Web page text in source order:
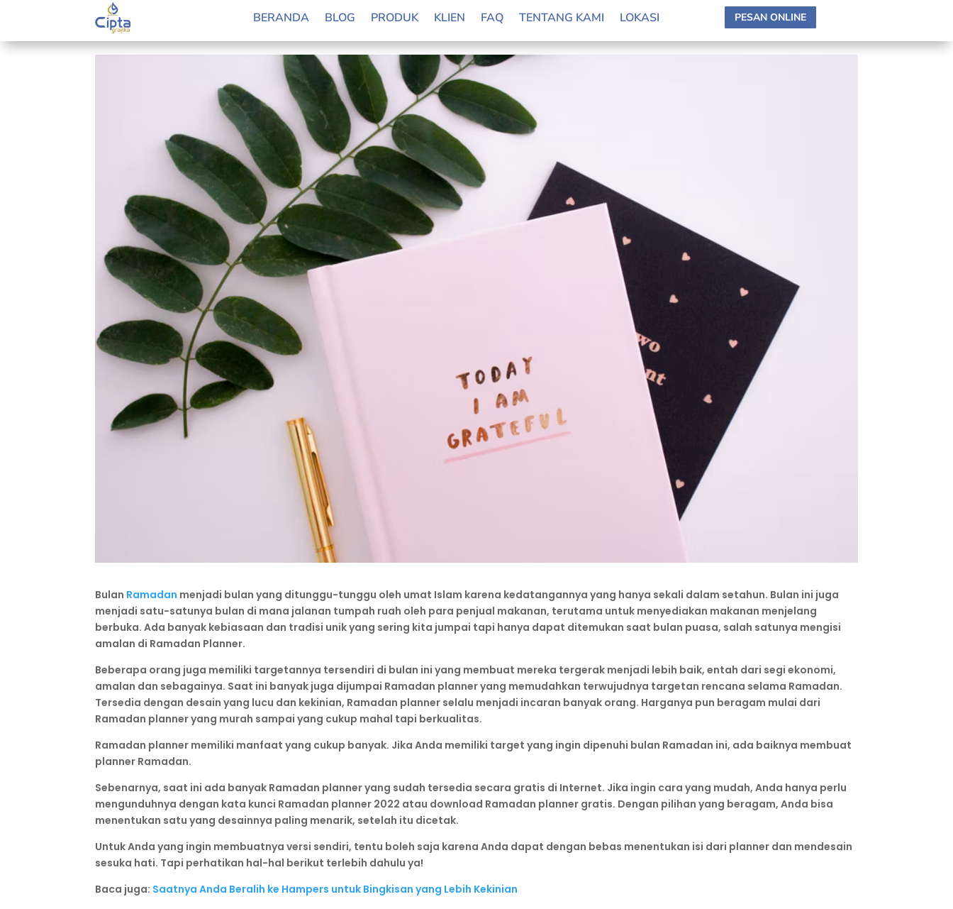
BERANDA BLOG PRODUK KLIEN FAQ TENTANG KAMI LOKASI PESAN ONLINE
Jadikan Ramadan Tahun 2022 Lebih Produktif dengan Ramadan Planner
byRetno Guslanda
Bulan Ramadan menjadi bulan yang ditunggu-tunggu oleh umat Islam karena kedatangannya yang hanya sekali dalam setahun. Bulan ini juga
menjadi satu-satunya bulan di mana jalanan tumpah ruah oleh para penjual makanan, terutama untuk menyediakan makanan menjelang
berbuka. Ada banyak kebiasaan dan tradisi unik yang sering kita jumpai tapi hanya dapat ditemukan saat bulan puasa, salah satunya mengisi
amalan di Ramadan Planner.
Beberapa orang juga memiliki targetannya tersendiri di bulan ini yang membuat mereka tergerak menjadi lebih baik, entah dari segi ekonomi,
amalan dan sebagainya. Saat ini banyak juga dijumpai Ramadan planner yang memudahkan terwujudnya targetan rencana selama Ramadan.
Tersedia dengan desain yang lucu dan kekinian, Ramadan planner selalu menjadi incaran banyak orang. Harganya pun beragam mulai dari
Ramadan planner yang murah sampai yang cukup mahal tapi berkualitas.
Ramadan planner memiliki manfaat yang cukup banyak. Jika Anda memiliki target yang ingin dipenuhi bulan Ramadan ini, ada baiknya membuat
planner Ramadan.
Sebenarnya, saat ini ada banyak Ramadan planner yang sudah tersedia secara gratis di Internet. Jika ingin cara yang mudah, Anda hanya perlu
mengunduhnya dengan kata kunci Ramadan planner 2022 atau download Ramadan planner gratis. Dengan pilihan yang beragam, Anda bisa
menentukan satu yang desainnya paling menarik, setelah itu dicetak.
Untuk Anda yang ingin membuatnya versi sendiri, tentu boleh saja karena Anda dapat dengan bebas menentukan isi dari planner dan mendesain
sesuka hati. Tapi perhatikan hal-hal berikut terlebih dahulu ya!
Baca juga: Saatnya Anda Beralih ke Hampers untuk Bingkisan yang Lebih Kekinian